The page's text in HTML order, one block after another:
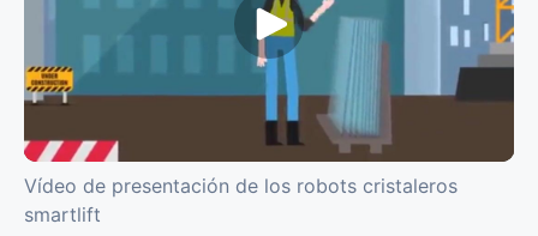
Vídeo de presentación de los robots cristaleros
smartlift